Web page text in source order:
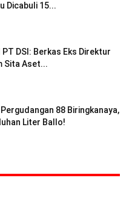
Dicabuli 15...
DSI: Berkas Eks Direktur
Sita Aset...
88 Biringkanaya,
Liter Ballo!